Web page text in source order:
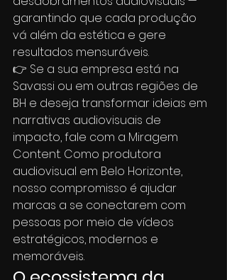
garantindo que cada produção
vá além da estética e gere
resultados mensuráveis.
👉 Se a sua empresa está na
Savassi ou em outras regiões de
BH e deseja transformar ideias em
narrativas audiovisuais de
impacto, fale com a Miragem
Content. Como produtora
audiovisual em Belo Horizonte,
nosso compromisso é ajudar
marcas a se conectarem com
pessoas por meio de vídeos
estratégicos, modernos e
memoráveis.